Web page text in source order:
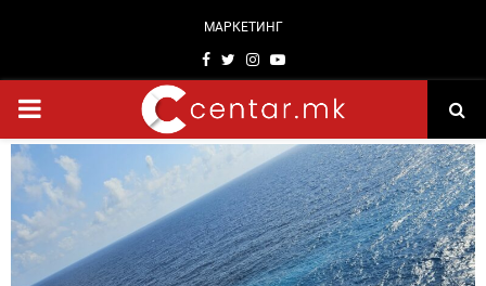
МАРКЕТИНГ
Facebook
TwitterInstagram
Youtube
PRIMARY
MENU